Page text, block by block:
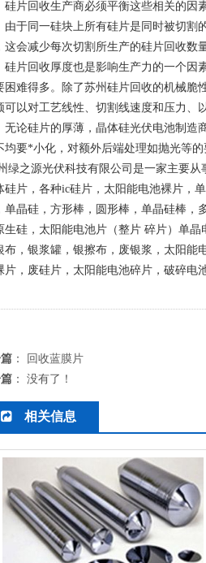
硅片回收生产商必须平衡这些相关的因
由于同一硅块上所有硅片是同时被切割
这会减少每次切割所生产的硅片回收数
硅片回收厚度也是影响生产力的一个因
困难得多。除了苏州硅片回收的机械脆
可以对工艺线性、切割线速度和压力、
无论硅片的厚薄，晶体硅光伏电池制造
均要*小化，对额外后端处理如抛光等的
绿之源光伏科技有限公司是一家主要
硅片，各种ic硅片，太阳能电池裸片，
单晶硅，方形棒，圆形棒，单晶硅棒，
生硅，太阳能电池片（整片 碎片）单晶
布，银浆罐，银擦布，废银浆，太阳能
片，废硅片，太阳能电池碎片，破碎
：
回收蓝膜片
： 没有了！
相关信息